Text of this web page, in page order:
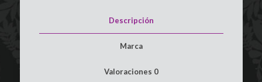
Descripción
Marca
Valoraciones 0